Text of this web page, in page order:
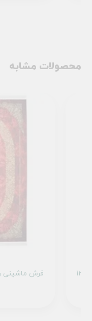
محصولات مشابه
فرش ماشینی روچک طرح 400411 شرابی 1200